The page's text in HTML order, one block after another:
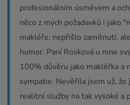
profesionálním úsměvem a
něco z mých požadavků i jako
makléře, nepřišlo zamítnutí,
humor. Paní Rosková u mne
100% důvěru jako makléřka a
sympatie. Nevěřila jsem už,
realitní služby na tak vysoké a